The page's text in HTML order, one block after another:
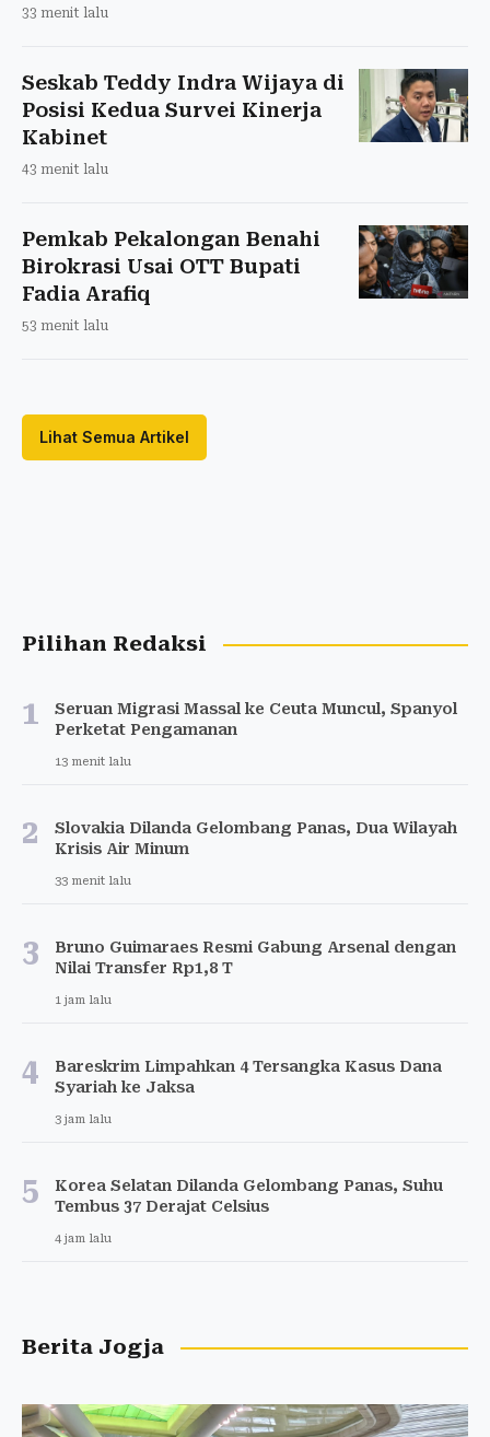
33 menit lalu
Seskab Teddy Indra Wijaya di
Posisi Kedua Survei Kinerja
Kabinet
43 menit lalu
Pemkab Pekalongan Benahi
Birokrasi Usai OTT Bupati
Fadia Arafiq
53 menit lalu
Lihat Semua Artikel
Pilihan Redaksi
1
Seruan Migrasi Massal ke Ceuta Muncul, Spanyol
Perketat Pengamanan
13 menit lalu
2
Slovakia Dilanda Gelombang Panas, Dua Wilayah
Krisis Air Minum
33 menit lalu
3
Bruno Guimaraes Resmi Gabung Arsenal dengan
Nilai Transfer Rp1,8 T
1 jam lalu
4
Bareskrim Limpahkan 4 Tersangka Kasus Dana
Syariah ke Jaksa
3 jam lalu
5
Korea Selatan Dilanda Gelombang Panas, Suhu
Tembus 37 Derajat Celsius
4 jam lalu
Berita Jogja